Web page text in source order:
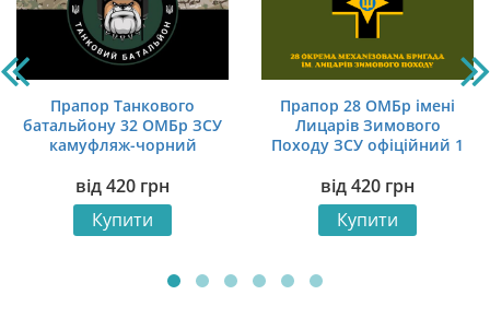
Прапор Танкового
батальйону 32 ОМБр ЗСУ
камуфляж-чорний
від420 грн
Купити
Прапор 28 ОМБр імені
Лицарів Зимового
Походу ЗСУ офіційний 1
від420 грн
Купити